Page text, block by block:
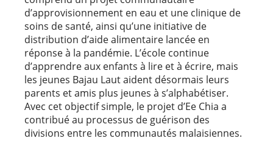
d’approvisionnement en eau et une clinique de
soins de santé, ainsi qu’une initiative de
distribution d’aide alimentaire lancée en
réponse à la pandémie. L’école continue
d’apprendre aux enfants à lire et à écrire, mais
les jeunes Bajau Laut aident désormais leurs
parents et amis plus jeunes à s’alphabétiser.
Avec cet objectif simple, le projet d’Ee Chia a
contribué au processus de guérison des
divisions entre les communautés malaisiennes.